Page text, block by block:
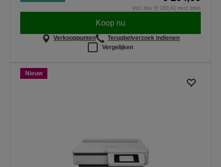
incl. btw (€ 169,41 excl. btw)
Koop nu
Verkooppunten
Terugbelverzoek indienen
Vergelijken
Nieuw